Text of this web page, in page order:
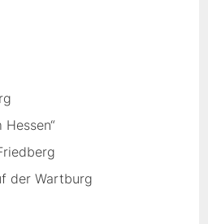
der Wartburg